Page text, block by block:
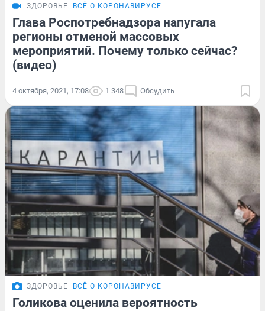
ЗДОРОВЬЕ ВСЁ О КОРОНАВИРУСЕ
Глава Роспотребнадзора напугала
регионы отменой массовых
мероприятий. Почему только сейчас?
(видео)
4 октября, 2021, 17:08 1 348 Обсудить
ЗДОРОВЬЕ ВСЁ О КОРОНАВИРУСЕ
Голикова оценила вероятность